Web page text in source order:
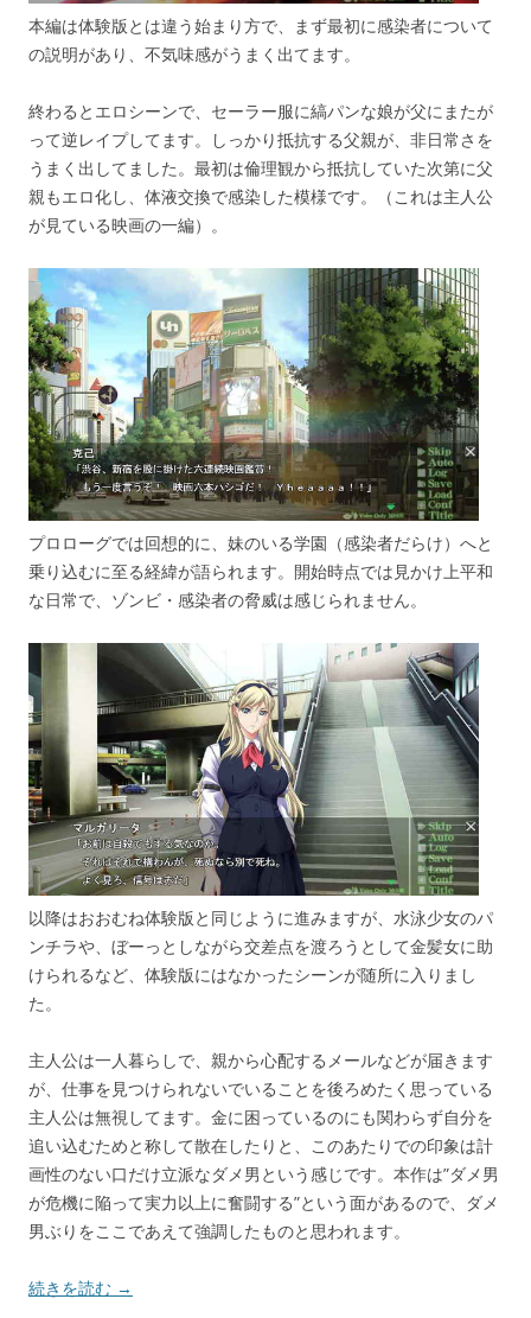
本編は体験版とは違う始まり方で、まず最初に感染者について
の説明があり、不気味感がうまく出てます。
終わるとエロシーンで、セーラー服に縞パンな娘が父にまたが
って逆レイプしてます。しっかり抵抗する父親が、非日常さを
うまく出してました。最初は倫理観から抵抗していた次第に父
親もエロ化し、体液交換で感染した模様です。（これは主人公
が見ている映画の一編）。
プロローグでは回想的に、妹のいる学園（感染者だらけ）へと
乗り込むに至る経緯が語られます。開始時点では見かけ上平和
な日常で、ゾンビ・感染者の脅威は感じられません。
以降はおおむね体験版と同じように進みますが、水泳少女のパ
ンチラや、ぼーっとしながら交差点を渡ろうとして金髪女に助
けられるなど、体験版にはなかったシーンが随所に入りまし
た。
主人公は一人暮らしで、親から心配するメールなどが届きます
が、仕事を見つけられないでいることを後ろめたく思っている
主人公は無視してます。金に困っているのにも関わらず自分を
追い込むためと称して散在したりと、このあたりでの印象は計
画性のない口だけ立派なダメ男という感じです。本作は”ダメ男
が危機に陥って実力以上に奮闘する”という面があるので、ダメ
男ぶりをここであえて強調したものと思われます。
続きを読む →